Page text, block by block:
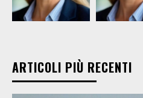
ARTICOLI PIÙ RECENTI